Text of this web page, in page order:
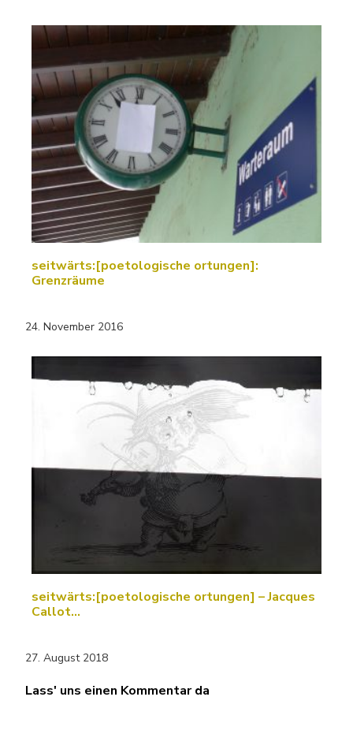
seitwärts:[poetologische ortungen]:
Grenzräume
24. November 2016
seitwärts:[poetologische ortungen] – Jacques
Callot…
27. August 2018
Lass' uns einen Kommentar da